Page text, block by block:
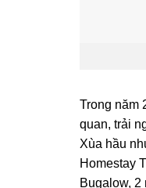
Trong năm
quan, trải
Xùa hầu
Homestay
Bugalow,